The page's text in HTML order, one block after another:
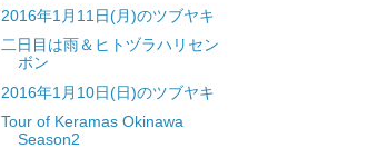
2016年1月11日(月)のツブヤキ
二日目は雨＆ヒトヅラハリセン
ボン
2016年1月10日(日)のツブヤキ
Tour of Keramas Okinawa
Season2